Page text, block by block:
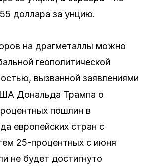
доллара за унцию.
на драгметаллы можно
геополитической
вызванной заявлениями
Дональда Трампа о
пошлин в
европейских стран с
25-процентных с июня
не будет достигнуто